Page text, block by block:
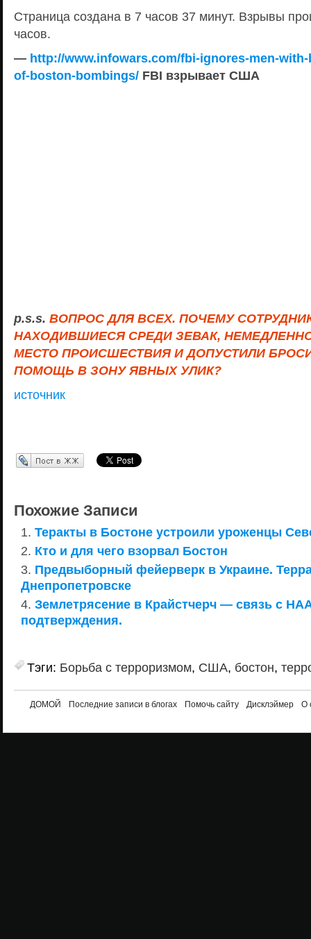
Страница создана в 7 часов 37 минут. Взрывы
часов.
— http://www.infowars.com/fbi-ignores-men-with-
of-boston-bombings/ FBI взрывает США
p.s.s. ВОПРОС ДЛЯ ВСЕХ. ПОЧЕМУ
НАХОДИВШИЕСЯ СРЕДИ ЗЕВАК,
МЕСТО ПРОИСШЕСТВИЯ И ДОПУСТИЛИ
ПОМОЩЬ В ЗОНУ ЯВНЫХ УЛИК?
источник
Перепост в ЖЖ
Похожие Записи
Теракты в Бостоне устроили уроженцы
Кто и для чего взорвал Бостон
Предвыборный фейерверк в Украине.
Днепропетровске
Землетрясение в Крайстчерч — связь с
подтверждения.
Тэги: Борьба с терроризмом, США, бостон,
ДОМОЙ Последние записи в блогах Помочь сайту Дисклэймер О